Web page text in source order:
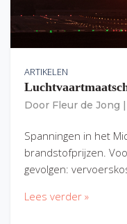
ARTIKELEN
Door Fleur de Jong
Spanningen in het
brandstofprijzen.
gevolgen:
Lees verder »